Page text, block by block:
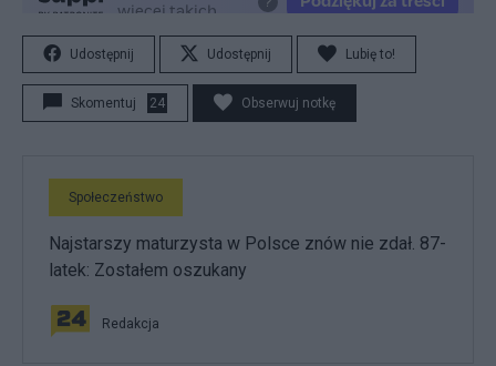
Udostępnij Udostępnij Lubię to!
Skomentuj 24 Obserwuj notkę
Społeczeństwo
Najstarszy maturzysta w Polsce znów nie zdał. 87-
latek: Zostałem oszukany
Redakcja